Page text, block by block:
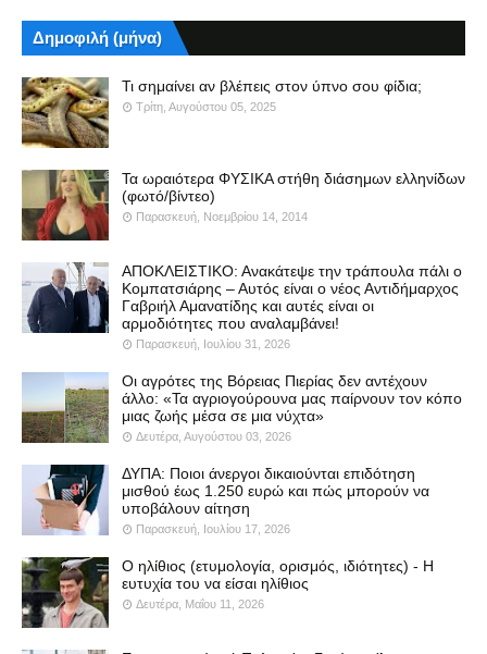
Δημοφιλή (μήνα)
Τι σημαίνει αν βλέπεις στον ύπνο σου φίδια;
Τρίτη, Αυγούστου 05, 2025
Τα ωραιότερα ΦΥΣΙΚΑ στήθη διάσημων ελληνίδων
(φωτό/βίντεο)
Παρασκευή, Νοεμβρίου 14, 2014
ΑΠΟΚΛΕΙΣΤΙΚΟ: Ανακάτεψε την τράπουλα πάλι ο
Κομπατσιάρης – Αυτός είναι ο νέος Αντιδήμαρχος
Γαβριήλ Αμανατίδης και αυτές είναι οι
αρμοδιότητες που αναλαμβάνει!
Παρασκευή, Ιουλίου 31, 2026
Οι αγρότες της Βόρειας Πιερίας δεν αντέχουν
άλλο: «Τα αγριογούρουνα μας παίρνουν τον κόπο
μιας ζωής μέσα σε μια νύχτα»
Δευτέρα, Αυγούστου 03, 2026
ΔΥΠΑ: Ποιοι άνεργοι δικαιούνται επιδότηση
μισθού έως 1.250 ευρώ και πώς μπορούν να
υποβάλουν αίτηση
Παρασκευή, Ιουλίου 17, 2026
Ο ηλίθιος (ετυμολογία, ορισμός, ιδιότητες) - Η
ευτυχία του να είσαι ηλίθιος
Δευτέρα, Μαΐου 11, 2026